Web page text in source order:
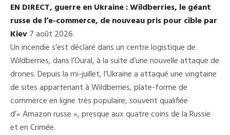
EN DIRECT, guerre en Ukraine : Wildberries, le géant
russe de l’e-commerce, de nouveau pris pour cible par
Kiev7 août 2026
Un incendie s’est déclaré dans un centre logistique de
Wildberries, dans l’Oural, à la suite d’une nouvelle attaque de
drones. Depuis la mi-juillet, l’Ukraine a attaqué une vingtaine
de sites appartenant à Wildberries, plate-forme de
commerce en ligne très populaire, souvent qualifiée
d’« Amazon russe », presque aux quatre coins de la Russie
et en Crimée.